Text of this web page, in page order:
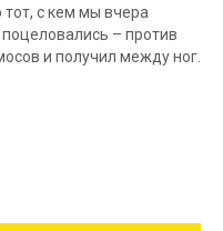
с кем мы вчера
– против
и получил между ног.